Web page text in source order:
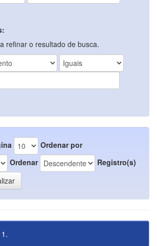
refinar o resultado de busca.
Ordenar por
Ordenar
Registro(s)